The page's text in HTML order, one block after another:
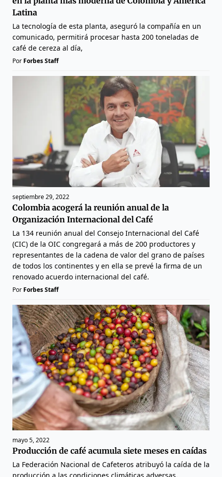
Latina
La tecnología de esta planta, aseguró la compañía en un
comunicado, permitirá procesar hasta 200 toneladas de
café de cereza al día,
Por Forbes Staff
septiembre 29, 2022
Colombia acogerá la reunión anual de la
Organización Internacional del Café
La 134 reunión anual del Consejo Internacional del Café
(CIC) de la OIC congregará a más de 200 productores y
representantes de la cadena de valor del grano de países
de todos los continentes y en ella se prevé la firma de un
renovado acuerdo internacional del café.
Por Forbes Staff
mayo 5, 2022
Producción de café acumula siete meses en caídas
La Federación Nacional de Cafeteros atribuyó la caída de la
producción a las condiciones climáticas adversas,